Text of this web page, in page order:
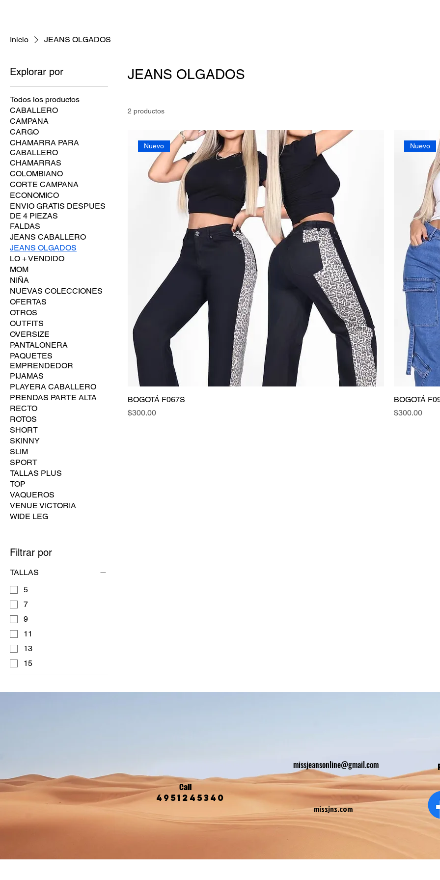
Inicio JEANS OLGADOS
Explorar por
Todos los productos
CABALLERO
CAMPANA
CARGO
CHAMARRA PARA
CABALLERO
CHAMARRAS
COLOMBIANO
CORTE CAMPANA
ECONOMICO
ENVIO GRATIS DESPUES
DE 4 PIEZAS
FALDAS
JEANS CABALLERO
JEANS OLGADOS
LO + VENDIDO
MOM
NIÑA
NUEVAS COLECCIONES
OFERTAS
OTROS
OUTFITS
OVERSIZE
PANTALONERA
PAQUETES
EMPRENDEDOR
PIJAMAS
PLAYERA CABALLERO
PRENDAS PARTE ALTA
RECTO
ROTOS
SHORT
SKINNY
SLIM
SPORT
TALLAS PLUS
TOP
VAQUEROS
VENUE VICTORIA
WIDE LEG
Filtrar por
TALLAS
5
7
9
11
13
15
JEANS OLGADOS
2 productos
Nuevo
BOGOTÁ F067S
Precio
$300.00
Nuevo
BOGOTÁ
Precio
$300.00
missjeansonline@gmail.com
Call
4951245340
missjns.com